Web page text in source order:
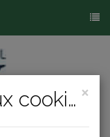
×
Politique relative aux cookies